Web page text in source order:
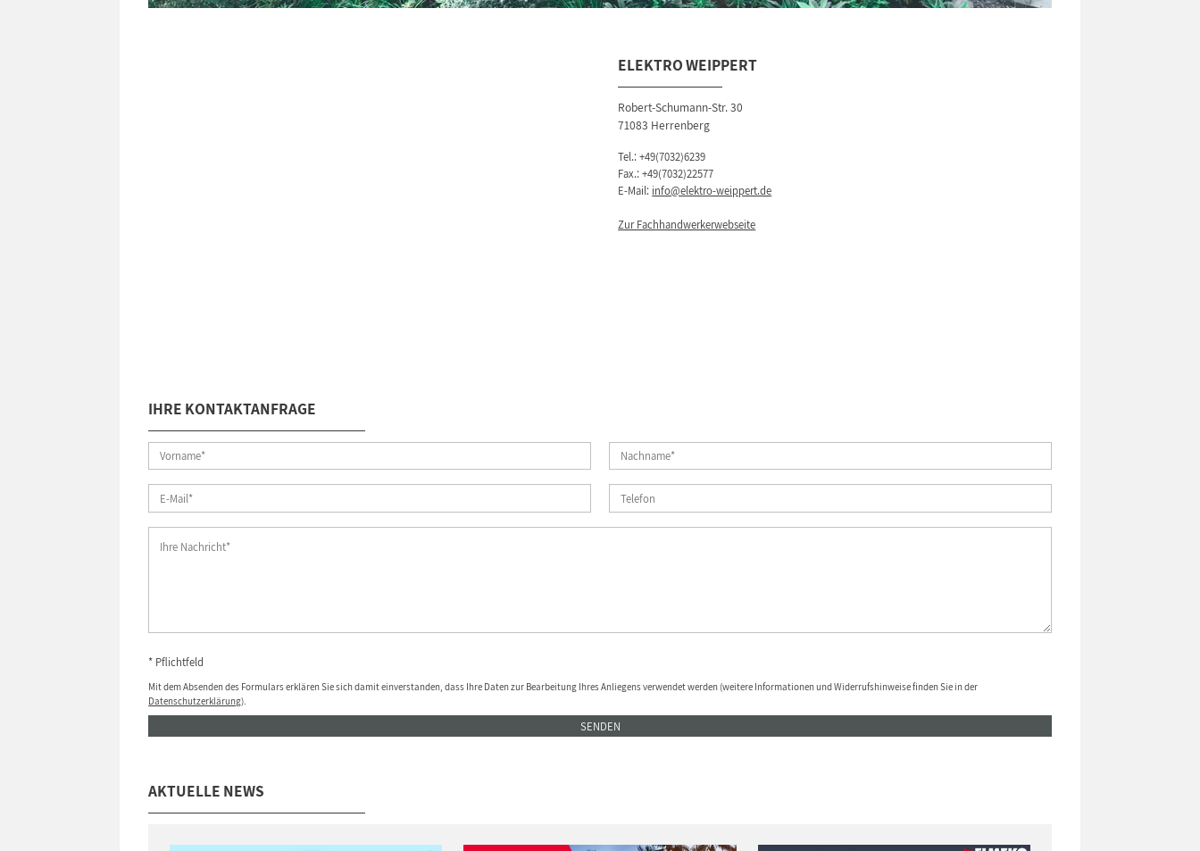
ELEKTRO WEIPPERT
Robert-Schumann-Str. 30
71083 Herrenberg
Tel.:+49(7032)6239
Fax.: +49(7032)22577
E-Mail: info@elektro-weippert.de
Zur Fachhandwerkerwebseite
IHRE KONTAKTANFRAGE
* Pflichtfeld
Mit dem Absenden des Formulars erklären Sie sich damit einverstanden, dass Ihre Daten zur Bearbeitung Ihres Anliegens verwendet werden (weitere Informationen und Widerrufshinweise finden Sie in der
Datenschutzerklärung).
SENDEN
AKTUELLE NEWS